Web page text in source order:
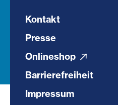
Kontakt
Presse
Onlineshop
Barrierefreiheit
Impressum